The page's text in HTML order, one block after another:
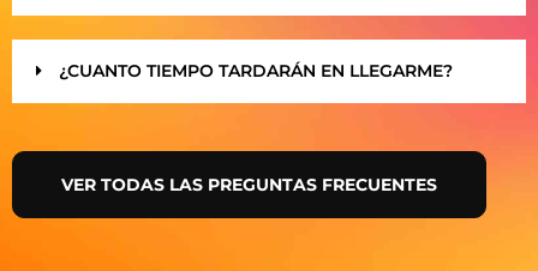
¿CUANTO TIEMPO TARDARÁN EN LLEGARME?
VER TODAS LAS PREGUNTAS FRECUENTES